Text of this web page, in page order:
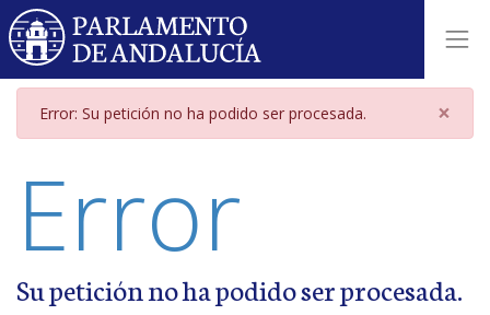
Página de error
Error: Su petición no ha podido ser procesada. ×
Error
Su petición no ha podido ser procesada.